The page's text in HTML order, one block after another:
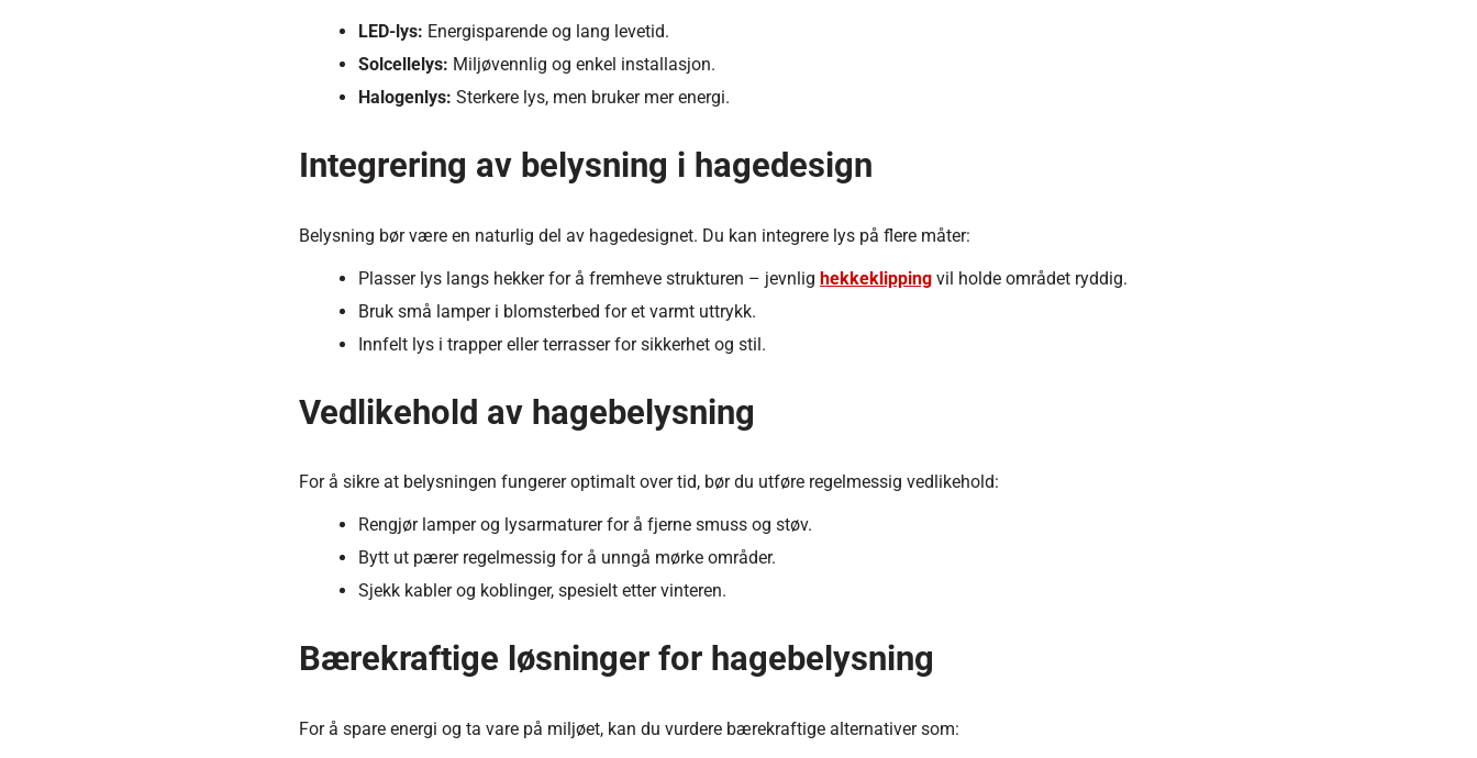
LED-lys: Energisparende og lang levetid.
Solcellelys: Miljøvennlig og enkel installasjon.
Halogenlys: Sterkere lys, men bruker mer energi.
Integrering av belysning i hagedesign
Belysning bør være en naturlig del av hagedesignet. Du kan integrere lys på flere måter:
Plasser lys langs hekker for å fremheve strukturen – jevnlig hekkeklipping vil holde området ryddig.
Bruk små lamper i blomsterbed for et varmt uttrykk.
Innfelt lys i trapper eller terrasser for sikkerhet og stil.
Vedlikehold av hagebelysning
For å sikre at belysningen fungerer optimalt over tid, bør du utføre regelmessig vedlikehold:
Rengjør lamper og lysarmaturer for å fjerne smuss og støv.
Bytt ut pærer regelmessig for å unngå mørke områder.
Sjekk kabler og koblinger, spesielt etter vinteren.
Bærekraftige løsninger for hagebelysning
For å spare energi og ta vare på miljøet, kan du vurdere bærekraftige alternativer som: